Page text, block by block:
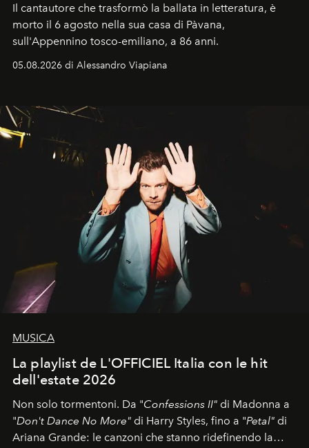
Il cantautore che trasformò la ballata in letteratura, è
morto il 6 agosto nella sua casa di Pàvana,
sull'Appennino tosco-emiliano, a 86 anni.
05.08.2026 di Alessandro Viapiana
MUSICA
La playlist de L'OFFICIEL Italia con le hit
dell'estate 2026
Non solo tormentoni. Da "Confessions II" di Madonna a
"Don't Dance No More" di Harry Styles, fino a "Petal" di
Ariana Grande: le canzoni che stanno ridefinendo la